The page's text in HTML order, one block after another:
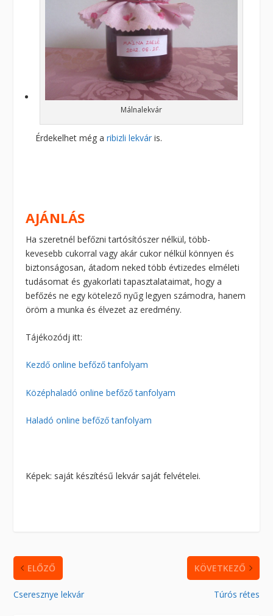
Málnalekvár
Érdekelhet még aribizli lekvár is.
AJÁNLÁS
Ha szeretnél befőzni tartósítószer nélkül, több-
kevesebb cukorral vagy akár cukor nélkül könnyen és
biztonságosan, átadom neked több évtizedes elméleti
tudásomat és gyakorlati tapasztalataimat, hogy a
befőzés ne egy kötelező nyűg legyen számodra, hanem
öröm a munka és élvezet az eredmény.
Tájékozódj itt:
Kezdő online befőző tanfolyam
Középhaladó online befőző tanfolyam
Haladó online befőző tanfolyam
Képek: saját készítésű lekvár saját felvételei.
ELŐZŐ
Cseresznye lekvár
KÖVETKEZŐ
Túrós rétes